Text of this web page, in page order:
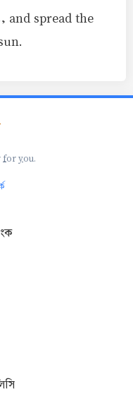
and spread the
foryou.